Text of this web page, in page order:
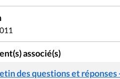
associé(s)
des questions et réponses